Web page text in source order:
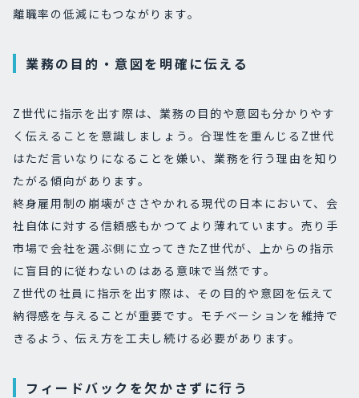
離職率の低減にもつながります。
業務の目的・意図を明確に伝える
Z世代に指示を出す際は、業務の目的や意図も分かりやす
く伝えることを意識しましょう。合理性を重んじるZ世代
はただ言いなりになることを嫌い、業務を行う理由を知り
たがる傾向があります。
終身雇用制の崩壊がささやかれる現代の日本において、会
社自体に対する信頼感もかつてより薄れています。売り手
市場で会社を選ぶ側に立ってきたZ世代が、上からの指示
に盲目的に従わないのはある意味で当然です。
Z世代の社員に指示を出す際は、その目的や意図を伝えて
納得感を与えることが重要です。モチベーションを維持で
きるよう、伝え方を工夫し続ける必要があります。
フィードバックを欠かさずに行う